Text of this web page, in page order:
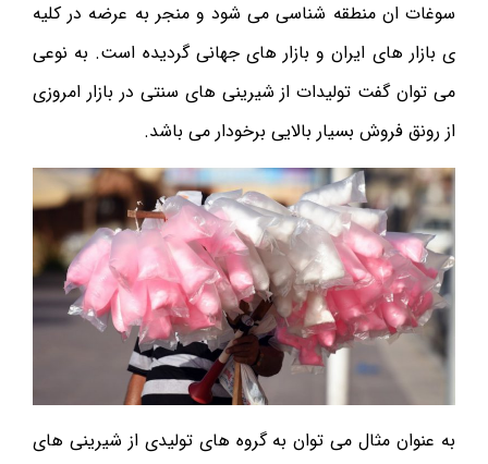
سوغات ان منطقه شناسی می شود و منجر به عرضه در کلیه
ی بازار های ایران و بازار های جهانی گردیده است. به نوعی
می توان گفت تولیدات از شیرینی های سنتی در بازار امروزی
از رونق فروش بسیار بالایی برخودار می باشد.
به عنوان مثال می توان به گروه های تولیدی از شیرینی های